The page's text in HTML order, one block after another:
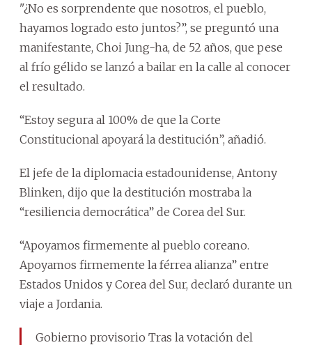
"¿No es sorprendente que nosotros, el pueblo,
hayamos logrado esto juntos?”, se preguntó una
manifestante, Choi Jung-ha, de 52 años, que pese
al frío gélido se lanzó a bailar en la calle al conocer
el resultado.
“Estoy segura al 100% de que la Corte
Constitucional apoyará la destitución”, añadió.
El jefe de la diplomacia estadounidense, Antony
Blinken, dijo que la destitución mostraba la
“resiliencia democrática” de Corea del Sur.
“Apoyamos firmemente al pueblo coreano.
Apoyamos firmemente la férrea alianza” entre
Estados Unidos y Corea del Sur, declaró durante un
viaje a Jordania.
Gobierno provisorio Tras la votación del